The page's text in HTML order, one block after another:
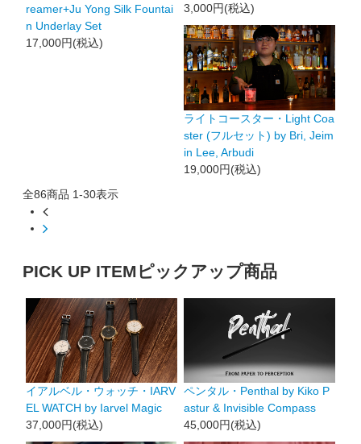
reamer+Ju Yong Silk Fountai
n Underlay Set
17,000円(税込)
3,000円(税込)
ライトコースター・Light Coa
ster (フルセット) by Bri, Jeim
in Lee, Arbudi
19,000円(税込)
全86商品 1-30表示
PICK UP ITEM ピックアップ商品
イアルベル・ウォッチ・IARV
EL WATCH by Iarvel Magic
37,000円(税込)
ペンタル・Penthal by Kiko P
astur & Invisible Compass
45,000円(税込)